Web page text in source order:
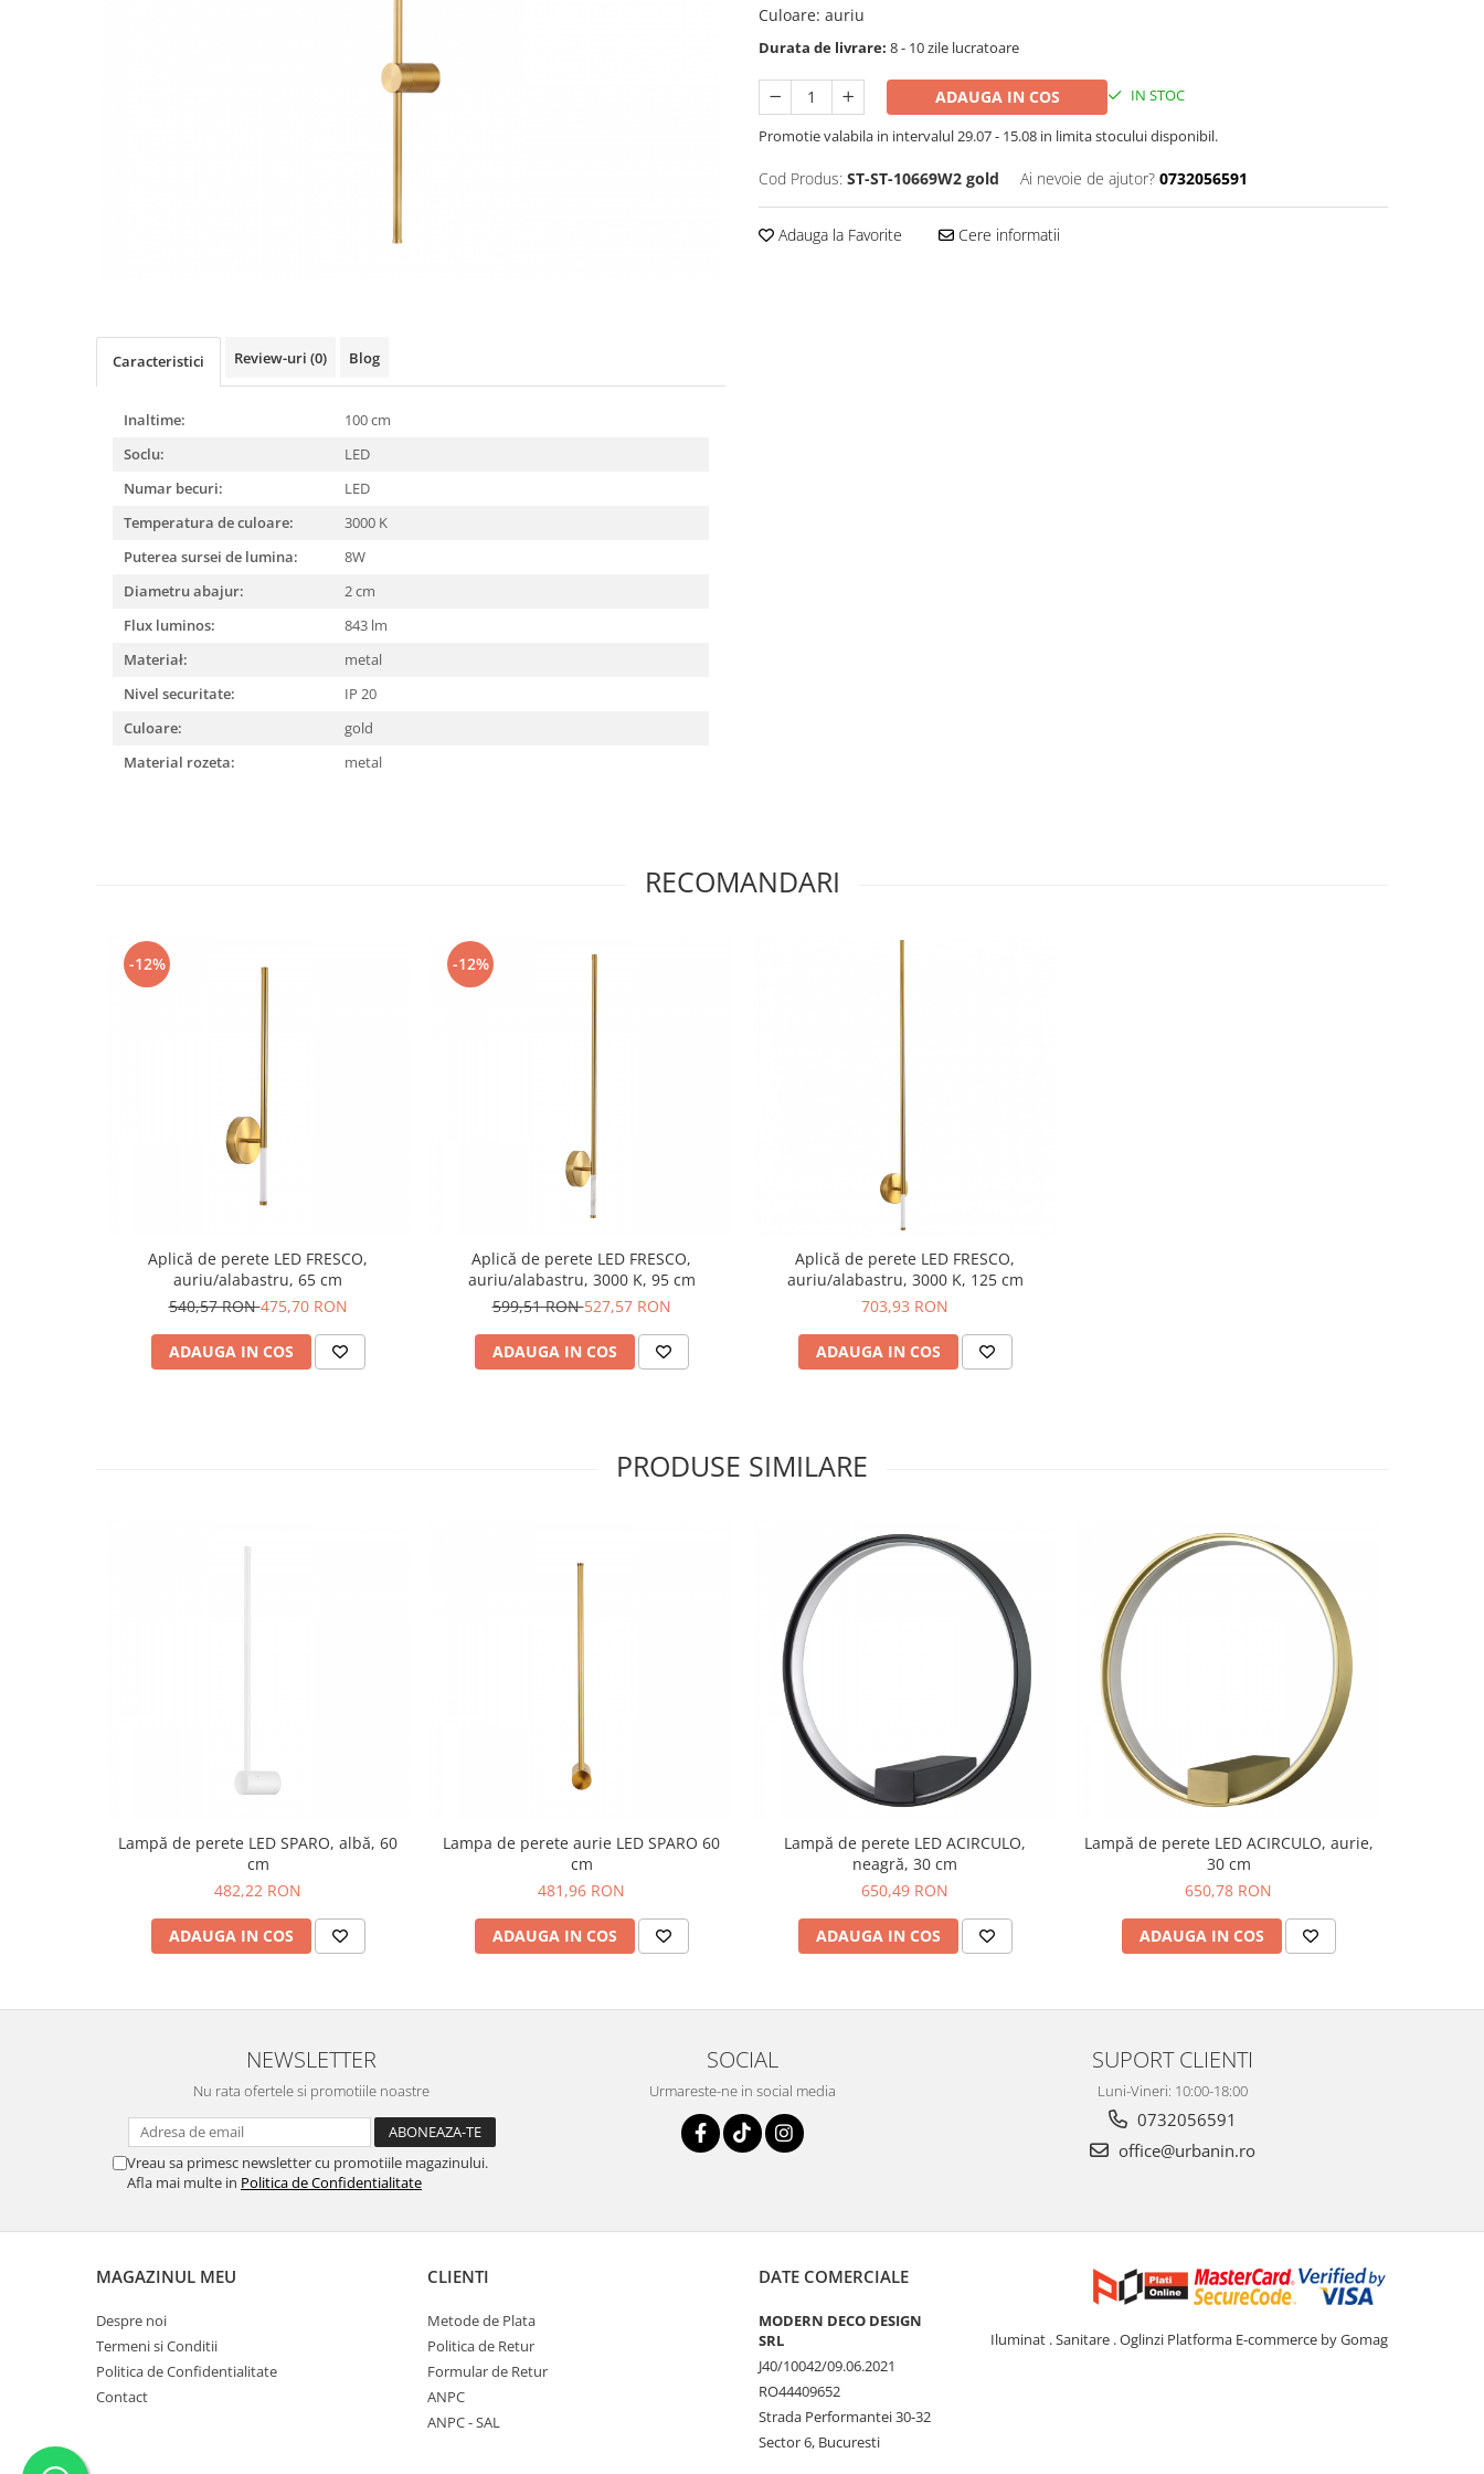
Culoare: auriu
Durata de livrare: 8 - 10 zile lucratoare
ADAUGA IN COS IN STOC
Promotie valabila in intervalul 29.07 - 15.08 in limita stocului disponibil.
Cod Produs: ST-ST-10669W2 gold Ai nevoie de ajutor? 0732056591
Adauga la Favorite Cere informatii
Caracteristici Review-uri (0) Blog
Inaltime:
100 cm
Soclu:
LED
Numar becuri:
LED
Temperatura de culoare:
3000 K
Puterea sursei de lumina:
8W
Diametru abajur:
2 cm
Flux luminos:
843 lm
Materiał:
metal
Nivel securitate:
IP 20
Culoare:
gold
Material rozeta:
metal
RECOMANDARI
-12%
Aplică de perete LED FRESCO,
auriu/alabastru, 65 cm
540,57 RON475,70 RON
ADAUGA IN COS
-12%
Aplică de perete LED FRESCO,
auriu/alabastru, 3000 K, 95 cm
599,51 RON527,57 RON
ADAUGA IN COS
Aplică de perete LED FRESCO,
auriu/alabastru, 3000 K, 125 cm
703,93 RON
ADAUGA IN COS
PRODUSE SIMILARE
Lampă de perete LED SPARO, albă, 60
cm
482,22 RON
ADAUGA IN COS
Lampa de perete aurie LED SPARO 60
cm
481,96 RON
ADAUGA IN COS
Lampă de perete LED ACIRCULO,
neagră, 30 cm
650,49 RON
ADAUGA IN COS
Lampă de perete LED ACIRCULO, aurie,
30 cm
650,78 RON
ADAUGA IN COS
NEWSLETTER
Nu rata ofertele si promotiile noastre
Vreau sa primesc newsletter cu promotiile magazinului.
Afla mai multe in Politica de Confidentialitate
SOCIAL
Urmareste-ne in social media
SUPORT CLIENTI
Luni-Vineri: 10:00-18:00
0732056591
office@urbanin.ro
MAGAZINUL MEU
Despre noi
Termeni si Conditii
Politica de Confidentialitate
Contact
CLIENTI
Metode de Plata
Politica de Retur
Formular de Retur
ANPC
ANPC - SAL
DATE COMERCIALE
MODERN DECO DESIGN
SRL
J40/10042/09.06.2021
RO44409652
Strada Performantei 30-32
Sector 6, Bucuresti
Iluminat . Sanitare . Oglinzi Platforma E-commerce by Gomag